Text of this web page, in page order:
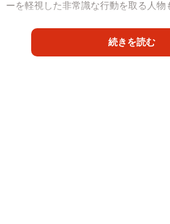
ーを軽視した非常識な行動を取る人物
先日、東京・銀座にある1922年創業
町よしや」（＠kobikicho_y）さんが
続きを読む